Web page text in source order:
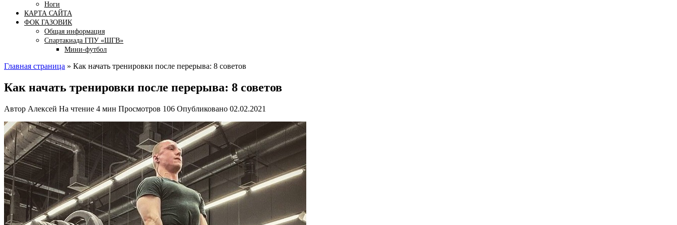
Ноги
КАРТА САЙТА
ФОК ГАЗОВИК
Общая информация
Спартакиада ГПУ «ШГВ»
Мини-футбол
Главная страница » Как начать тренировки после перерыва: 8 советов
Как начать тренировки после перерыва: 8 советов
Автор Алексей На чтение 4 мин Просмотров 106 Опубликовано 02.02.2021